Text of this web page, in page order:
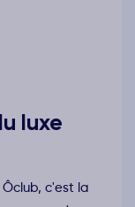
luxe
c'est la